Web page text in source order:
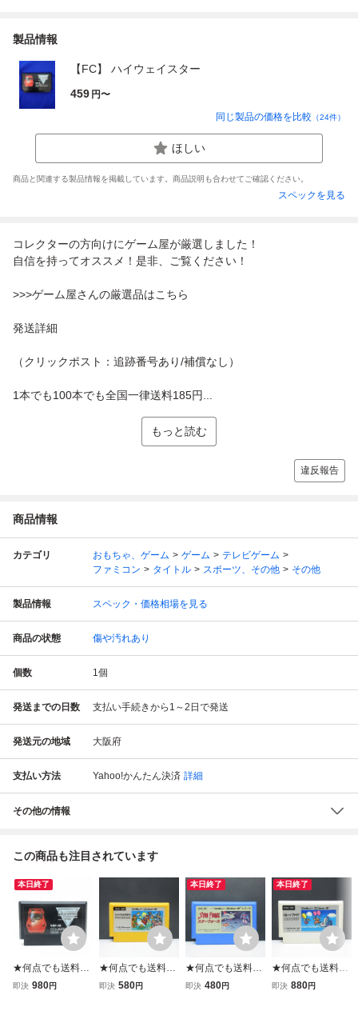
製品情報
【FC】 ハイウェイスター
459 円〜
同じ製品の価格を比較 （24件）
ほしい
商品と関連する製品情報を掲載しています。商品説明も合わせてご確認ください。
スペックを見る
コレクターの方向けにゲーム屋が厳選しました！
自信を持ってオススメ！是非、ご覧ください！
>>>ゲーム屋さんの厳選品はこちら
発送詳細
（クリックポスト：追跡番号あり/補償なし）
1本でも100本でも全国一律送料185円...
もっと読む
違反報告
商品情報
カテゴリ おもちゃ、ゲーム ゲーム
テレビゲーム
ファミコン
タイトル スポーツ、その他 その他
製品情報 スペック・価格相場を見る
商品の状態 傷や汚れあり
個数 1個
発送までの日数 支払い手続きから1～2日で発送
発送元の地域 大阪府
支払い方法 Yahoo!かんたん決済 詳細
その他の情報
この商品も注目されています
本日終了
★何点でも送料１
８５円★ ハイウェ
即決 980円
★何点でも送料１
８５円★ スーパー
即決 580円
本日終了
★何点でも送料１
８５円★ スターフ
即決 480円
本日終了
★何点でも送料１
８５円★ バルーン
即決 880円